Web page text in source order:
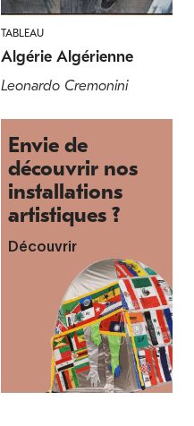
TABLEAU
Algérie Algérienne
Leonardo Cremonini
Envie de
découvrir nos
installations
artistiques ?
Découvrir